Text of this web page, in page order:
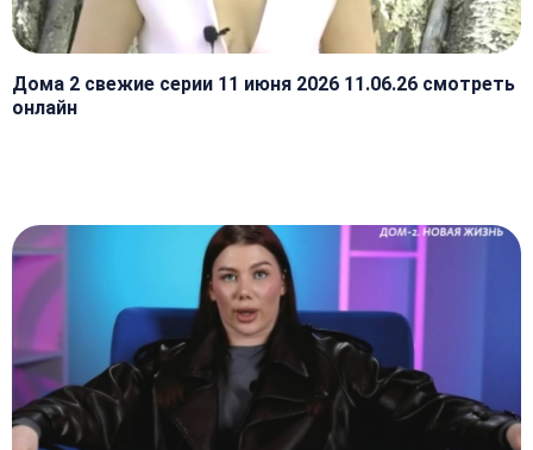
Дома 2 свежие серии 11 июня 2026 11.06.26 смотреть
онлайн